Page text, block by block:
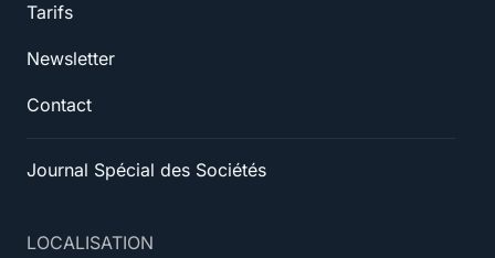
Tarifs
Newsletter
Contact
Journal Spécial des Sociétés
LOCALISATION